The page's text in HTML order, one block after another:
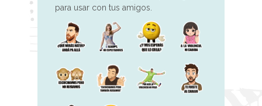
para usar con tus amigos.